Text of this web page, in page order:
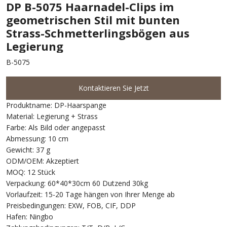
DP B-5075 Haarnadel-Clips im
geometrischen Stil mit bunten
Strass-Schmetterlingsbögen aus
Legierung
B-5075
Kontaktieren Sie Jetzt
Produktname: DP-Haarspange
Material: Legierung + Strass
Farbe: Als Bild oder angepasst
Abmessung: 10 cm
Gewicht: 37 g
ODM/OEM: Akzeptiert
MOQ: 12 Stück
Verpackung: 60*40*30cm 60 Dutzend 30kg
Vorlaufzeit: 15-20 Tage hängen von Ihrer Menge ab
Preisbedingungen: EXW, FOB, CIF, DDP
Hafen: Ningbo